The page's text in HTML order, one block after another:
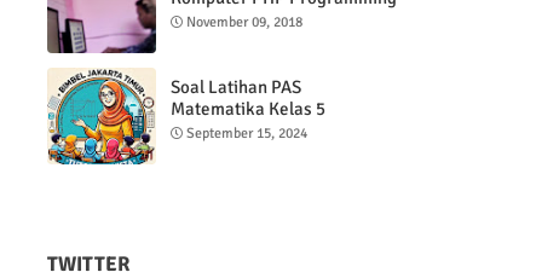
& MYSQL basic
November 09, 2018
Soal Latihan PAS
Matematika Kelas 5
Semester 2
September 15, 2024
TWITTER